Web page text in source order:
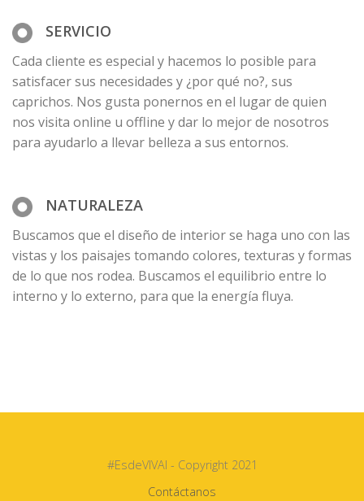
SERVICIO
Cada cliente es especial y hacemos lo posible para
satisfacer sus necesidades y ¿por qué no?, sus
caprichos. Nos gusta ponernos en el lugar de quien
nos visita online u offline y dar lo mejor de nosotros
para ayudarlo a llevar belleza a sus entornos.
NATURALEZA
Buscamos que el diseño de interior se haga uno con las
vistas y los paisajes tomando colores, texturas y formas
de lo que nos rodea. Buscamos el equilibrio entre lo
interno y lo externo, para que la energía fluya.
#EsdeVIVAI - Copyright 2021
Contáctanos